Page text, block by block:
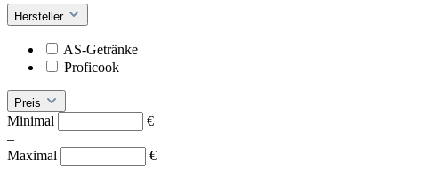
Hersteller
AS-Getränke
Proficook
Preis
Minimal
€
–
Maximal
€